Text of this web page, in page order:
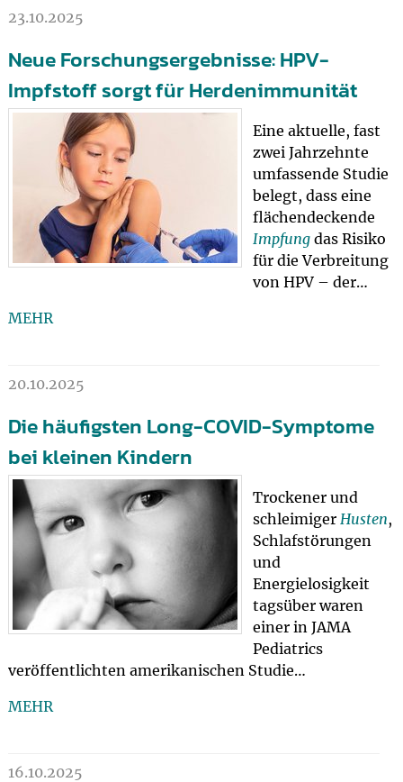
23.10.2025
Neue Forschungsergebnisse: HPV-
Impfstoff sorgt für Herdenimmunität
Eine aktuelle, fast
zwei Jahrzehnte
umfassende Studie
belegt, dass eine
flächendeckende
Impfungdas Risiko
für die Verbreitung
von HPV – der…
MEHR
20.10.2025
Die häufigsten Long-COVID-Symptome
bei kleinen Kindern
Trockener und
schleimiger Husten,
Schlafstörungen
und
Energielosigkeit
tagsüber waren
einer in JAMA
Pediatrics
veröffentlichten amerikanischen Studie…
MEHR
16.10.2025